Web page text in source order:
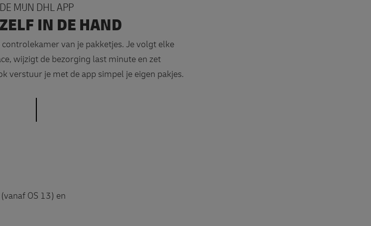
DE MIJN DHL APP
IN DE HAND
van je pakketjes. Je volgt elke
wijzigt de bezorging last minute en zet
verstuur je met de app simpel je eigen pakjes.
OS 13) en